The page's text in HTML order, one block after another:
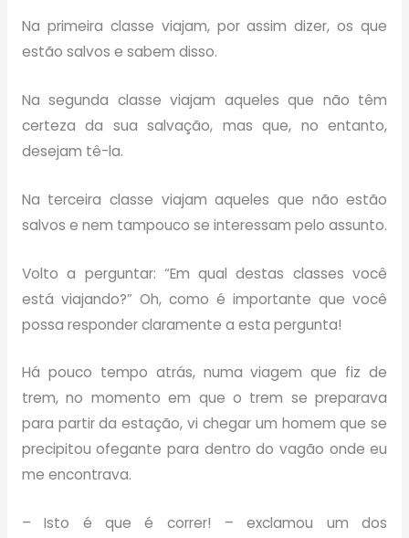
Na primeira classe viajam, por assim dizer, os que
estão salvos e sabem disso.
Na segunda classe viajam aqueles que não têm
certeza da sua salvação, mas que, no entanto,
desejam tê-la.
Na terceira classe viajam aqueles que não estão
salvos e nem tampouco se interessam pelo assunto.
Volto a perguntar: “Em qual destas classes você
está viajando?” Oh, como é importante que você
possa responder claramente a esta pergunta!
Há pouco tempo atrás, numa viagem que fiz de
trem, no momento em que o trem se preparava
para partir da estação, vi chegar um homem que se
precipitou ofegante para dentro do vagão onde eu
me encontrava.
– Isto é que é correr! – exclamou um dos